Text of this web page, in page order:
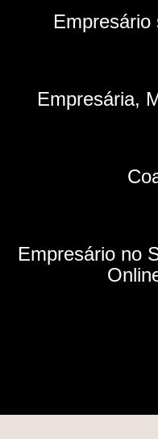
Empresária,
Empresário no